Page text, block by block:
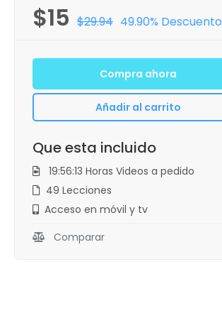
$15 $29.94 49.90% Descuento
Compra ahora
Añadir al carrito
Que esta incluido
19:56:13 Horas Videos a pedido
49 Lecciones
Acceso en móvil y tv
Comparar